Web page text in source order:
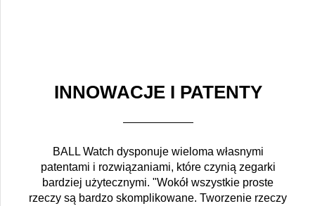
INNOWACJE I PATENTY
BALL Watch dysponuje wieloma własnymi
patentami i rozwiązaniami, które czynią zegarki
bardziej użytecznymi. "Wokół wszystkie proste
rzeczy są bardzo skomplikowane. Tworzenie rzeczy